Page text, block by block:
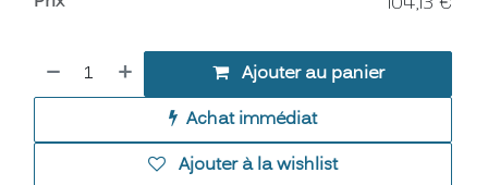
Ajouter au panier
Achat immédiat
Ajouter à la wishlist